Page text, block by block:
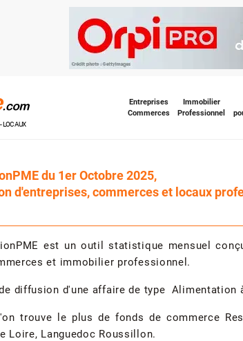
LOCAUX
Entreprises
Commerces
Immobilier
Professionnel
du 1er Octobre 2025,
d'entreprises, commerces et locaux
est un outil statistique mensuel
et immobilier professionnel.
diffusion d'une affaire de type Alimentation
trouve le plus de fonds de commerce
Loire, Languedoc Roussillon.